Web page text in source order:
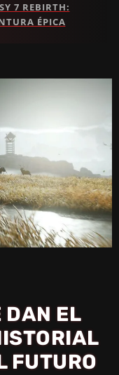
7 REBIRTH:
ÉPICA
DAN EL
FUTURO